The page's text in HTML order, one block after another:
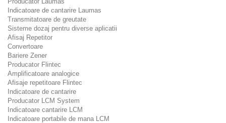
Indicatoare de cantarire Laumas
Transmitatoare de greutate
Sisteme dozaj pentru diverse aplicatii
Afisaj Repetitor
Convertoare
Bariere Zener
Producator Flintec
Amplificatoare analogice
Afisaje repetitoare Flintec
Indicatoare de cantarire
Producator LCM System
Indicatoare cantarire LCM
Indicatoare portabile de mana LCM